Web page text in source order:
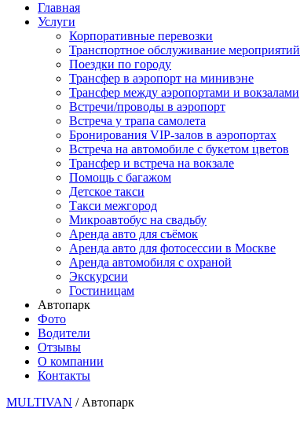
Главная
Услуги
Корпоративные перевозки
Транспортное обслуживание мероприятий
Поездки по городу
Трансфер в аэропорт на минивэне
Трансфер между аэропортами и вокзалами
Встречи/проводы в аэропорт
Встреча у трапа самолета
Бронирования VIP-залов в аэропортах
Встреча на автомобиле с букетом цветов
Трансфер и встреча на вокзале
Помощь с багажом
Детское такси
Такси межгород
Микроавтобус на свадьбу
Аренда авто для съёмок
Аренда авто для фотосессии в Москве
Аренда автомобиля с охраной
Экскурсии
Гостиницам
Автопарк
Фото
Водители
Отзывы
О компании
Контакты
MULTIVAN / Автопарк